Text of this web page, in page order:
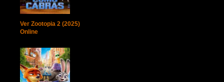
Ver Zootopia 2 (2025)
Online